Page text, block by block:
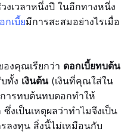
งเวลาหนึ่งปี ในอีกทางหนึ่ง
กเบี้ยมีการสะสมอย่างไรเมื่อ
งคุณเรียกว่า ดอกเบี้ยทบต้น
ทั้ง เงินต้น(เงินที่คุณใส่ใน
การทบต้นทบดอกทำให้
งเป็นเหตุผลว่าทำไมจึงเป็น
ลงทุน สิ่งนี้ไม่เหมือนกับ